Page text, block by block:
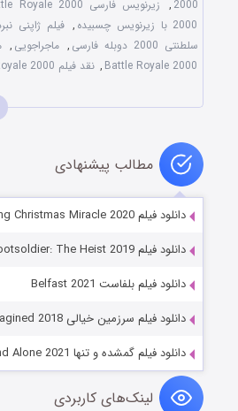
2000
, زیرنویس فارسی Battle Royale 2000
2000 با زیرنویس چسبیده
, فیلم ژاپنی نبرد
سلطنتی 2000 دوبله فارسی
, ماجراجویی ,
Battle Royale 2000
, نقد فیلم Battle Royale 2000
مطالب پیشنهادی
دانلود فیلم A Wrestling Christmas Miracle 2020
دانلود فیلم Rise of the Footsoldier: The Heist 2019
دانلود فیلم بلفاست Belfast 2021
دانلود فیلم سرزمین خیالی A Land Imagined 2018
دانلود فیلم گمشده و تنها Missing and Alone 2021
لینک‌های کاربردی